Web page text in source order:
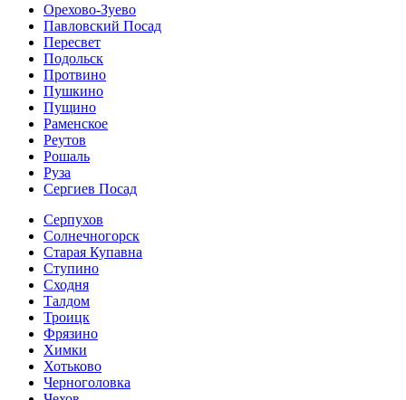
Орехово-Зуево
Павловский Посад
Пересвет
Подольск
Протвино
Пушкино
Пущино
Раменское
Реутов
Рошаль
Руза
Сергиев Посад
Серпухов
Солнечногорск
Старая Купавна
Ступино
Сходня
Талдом
Троицк
Фрязино
Химки
Хотьково
Черноголовка